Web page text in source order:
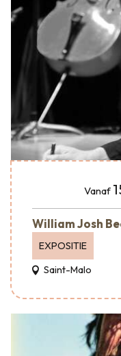
Vanaf
William Josh
EXPOSITIE
Saint-Malo